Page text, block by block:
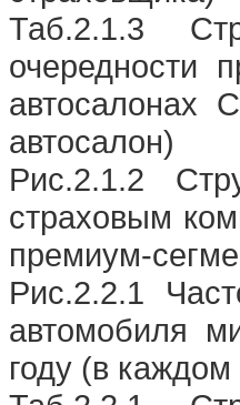
Таб.2.1.3
очередности
автосалонах
автосалон)
Рис.2.1.2
страховым
премиум-
Рис.2.2.1
автомобиля
году (в